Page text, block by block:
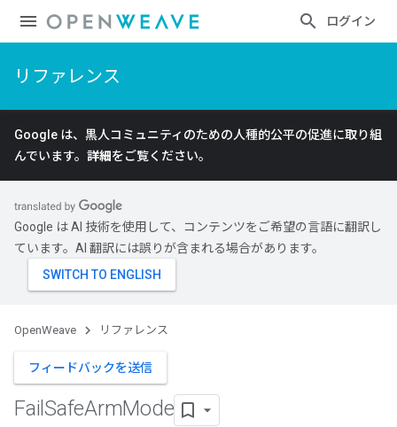
ログイン
リファレンス
Google は、黒人コミュニティのための人種的公平の促進に取り組
んでいます。 詳細をご覧ください。
Google は AI 技術を使用して、コンテンツをご希望の言語に翻訳し
ています。AI 翻訳には誤りが含まれる場合があります。
OpenWeave リファレンス
フィードバックを送信
FailSafeArmMode